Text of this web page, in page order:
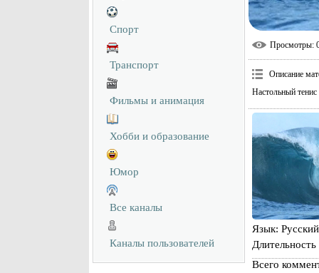
Спорт
Транспорт
Фильмы и анимация
Хобби и образование
Юмор
Все каналы
Каналы пользователей
Просмотры:
Описание
Настольный
Язык: Русский
Всего